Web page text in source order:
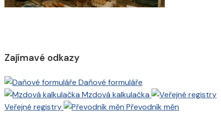
Zajímavé odkazy
Daňové formuláře
Mzdová kalkulačka
Veřejné registry
Převodník měn